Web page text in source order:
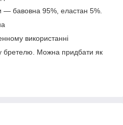
— бавовна 95%, еластан 5%.
використанні
бретелю. Можна придбати як